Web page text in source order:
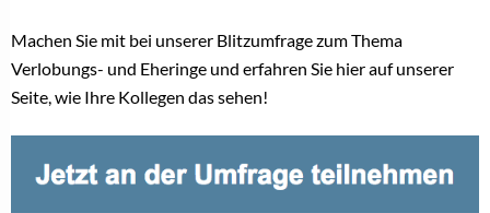
Machen Sie mit bei unserer Blitzumfrage zum Thema
Verlobungs- und Eheringe und erfahren Sie hier auf unserer
Seite, wie Ihre Kollegen das sehen!